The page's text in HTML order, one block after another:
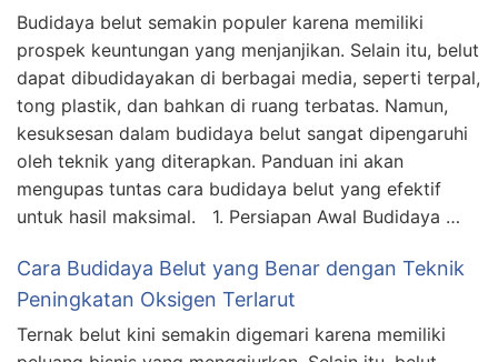
Budidaya belut semakin populer karena memiliki
prospek keuntungan yang menjanjikan. Selain itu, belut
dapat dibudidayakan di berbagai media, seperti terpal,
tong plastik, dan bahkan di ruang terbatas. Namun,
kesuksesan dalam budidaya belut sangat dipengaruhi
oleh teknik yang diterapkan. Panduan ini akan
mengupas tuntas cara budidaya belut yang efektif
untuk hasil maksimal. 1. Persiapan Awal Budidaya …
Cara Budidaya Belut yang Benar dengan Teknik
Peningkatan Oksigen Terlarut
Ternak belut kini semakin digemari karena memiliki